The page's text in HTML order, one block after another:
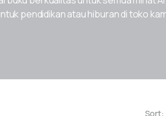
pendidikan atau hiburan di toko
Sort: